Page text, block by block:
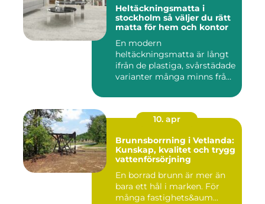
Heltäckningsmatta i
stockholm så väljer du rätt
matta för hem och kontor
En modern
heltäckningsmatta är långt
ifrån de plastiga, svårstädade
varianter många minns från
10. apr
Brunnsborrning i Vetlanda:
Kunskap, kvalitet och trygg
vattenförsörjning
En borrad brunn är mer än
bara ett hål i marken. För
många fastighets&aum...